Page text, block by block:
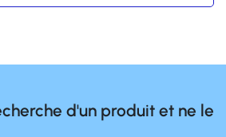
d'un produit et ne le